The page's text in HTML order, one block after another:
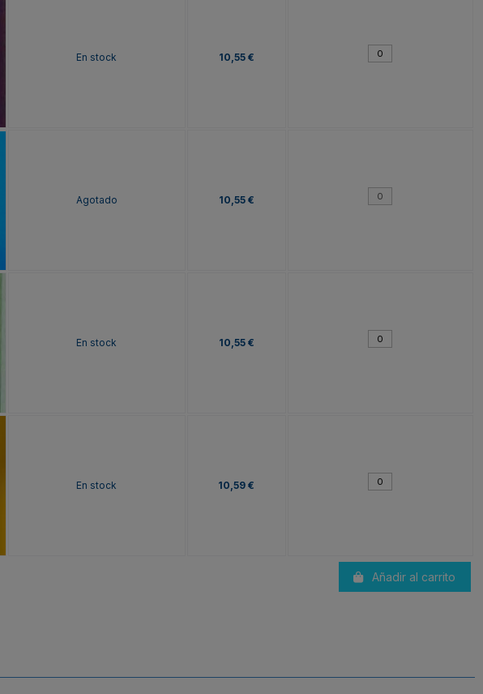
En stock 10,55 €
Agotado 10,55 €
En stock 10,55 €
En stock 10,59 €
Añadir al carrito